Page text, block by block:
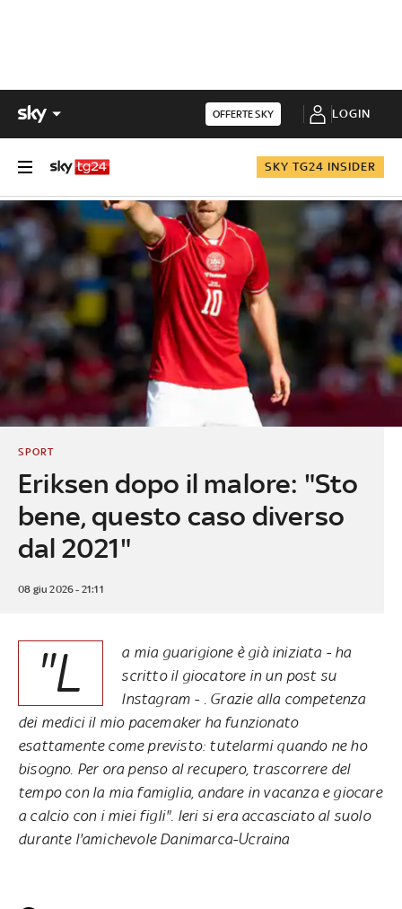
OFFERTE SKY LOGIN
SKY TG24 INSIDER
Eriksen dopo il malore: "Sto
bene, questo caso diverso
dal 2021"
SPORT
08 giu 2026 - 21:11
"L
a mia guarigione è già iniziata - ha
scritto il giocatore in un post su
Instagram - . Grazie alla competenza
dei medici il mio pacemaker ha funzionato
esattamente come previsto: tutelarmi quando ne ho
bisogno. Per ora penso al recupero, trascorrere del
tempo con la mia famiglia, andare in vacanza e giocare
a calcio con i miei figli". Ieri si era accasciato al suolo
durante l'amichevole Danimarca-Ucraina